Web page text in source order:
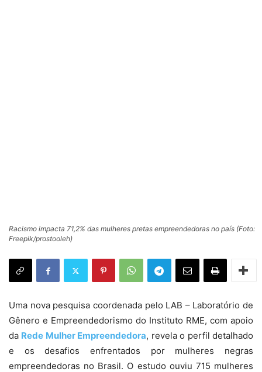
Racismo impacta 71,2% das mulheres pretas empreendedoras no país (Foto:
Freepik/prostooleh)
Uma nova pesquisa coordenada pelo LAB – Laboratório de
Gênero e Empreendedorismo do Instituto RME, com apoio
da Rede Mulher Empreendedora, revela o perfil detalhado
e os desafios enfrentados por mulheres negras
empreendedoras no Brasil. O estudo ouviu 715 mulheres